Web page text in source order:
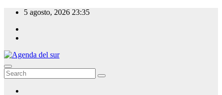
Skip
content
5 agosto, 2026 23:35
Agenda del sur